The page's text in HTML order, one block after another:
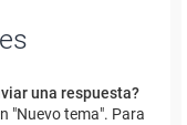
una respuesta?
"Nuevo tema". Para